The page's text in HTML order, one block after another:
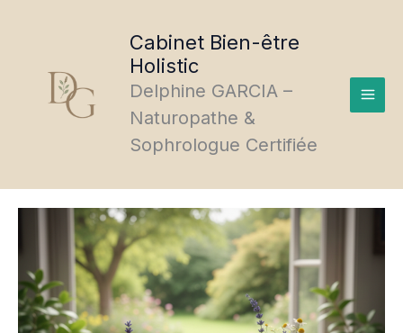
Cabinet Bien-être
Holistic
Delphine GARCIA –
Naturopathe &
Sophrologue Certifiée